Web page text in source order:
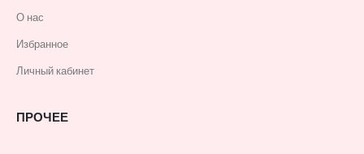
О нас
Избранное
Личный кабинет
ПРОЧЕЕ